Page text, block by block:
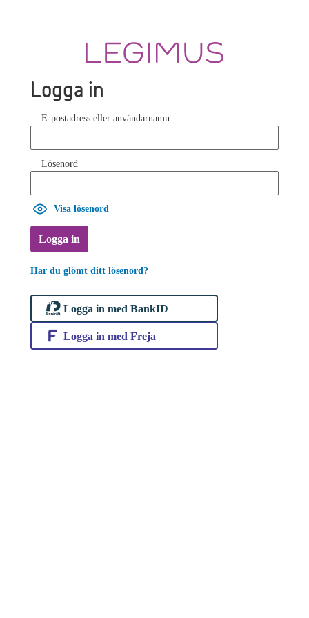
Logga in
E-postadress eller användarnamn
Lösenord
Visa lösenord
Logga in
Har du glömt ditt lösenord?
Logga in med BankID
Logga in med Freja